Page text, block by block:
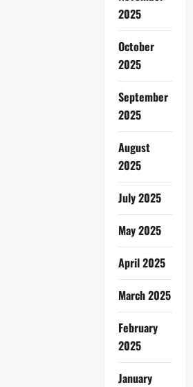
2025
October
2025
September
2025
August
2025
July 2025
May 2025
April 2025
March 2025
February
2025
January